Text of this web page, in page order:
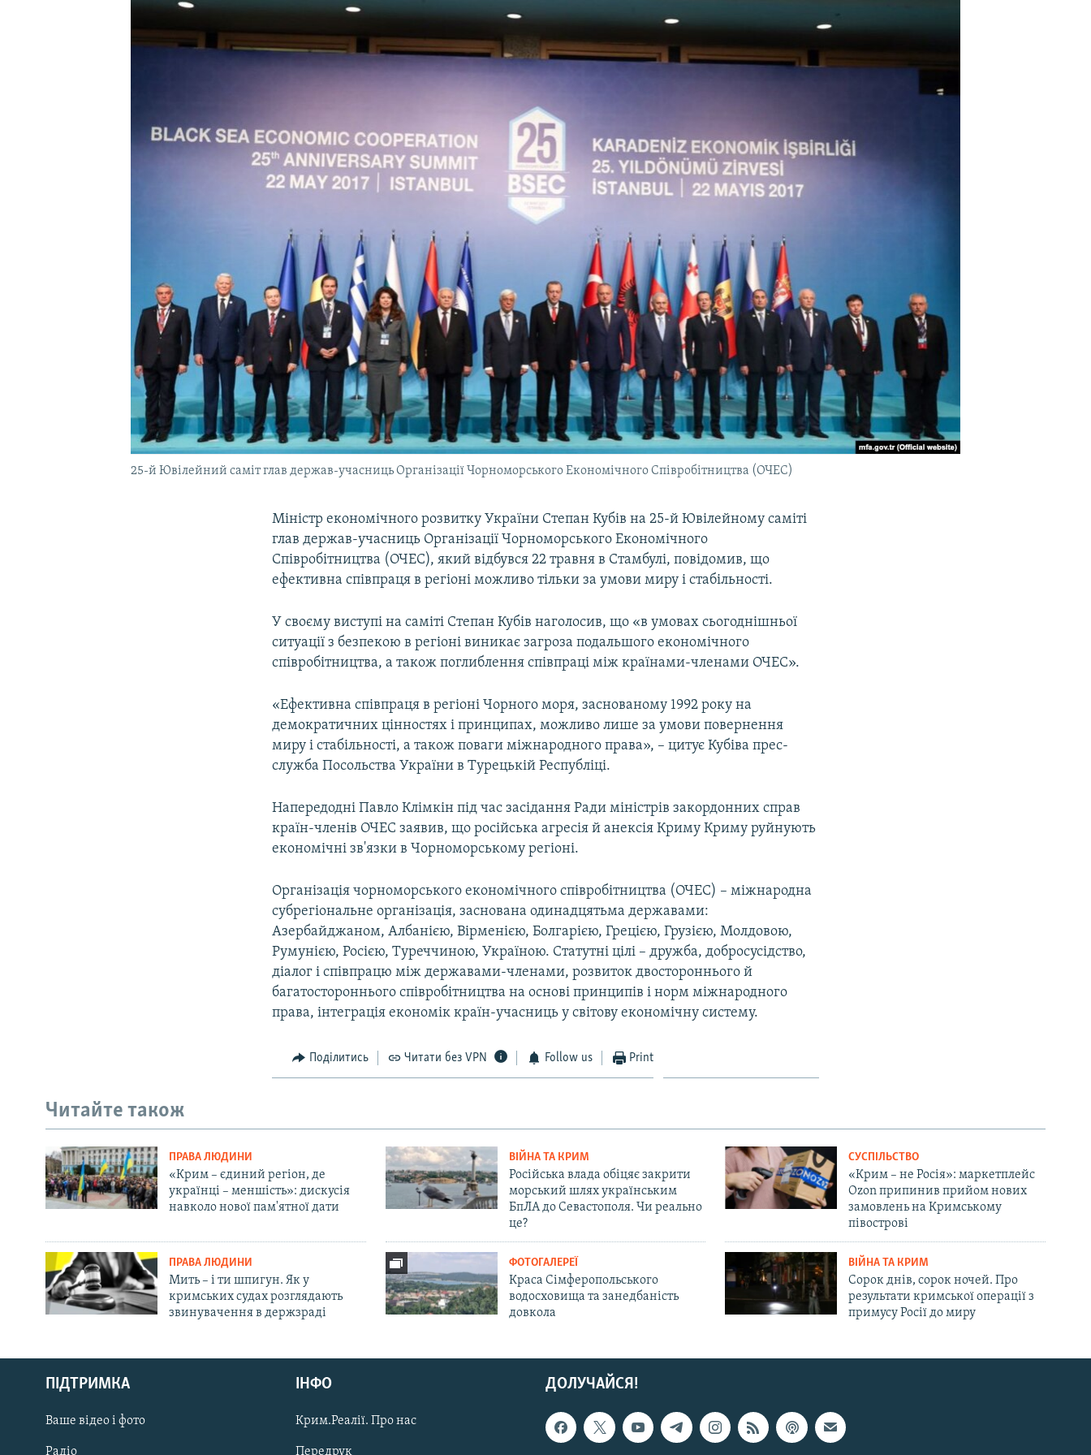
Русский
Qırımtatar
ДОЛУЧАЙСЯ!
25-й Ювілейний саміт глав держав-учасниць Організації Чорноморського Економічного Співробітництва (ОЧЕС)
Міністр економічного розвитку України Степан Кубів на 25-й Ювілейному саміті
глав держав-учасниць Організації Чорноморського Економічного
Співробітництва (ОЧЕС), який відбувся 22 травня в Стамбулі, повідомив, що
ефективна співпраця в регіоні можливо тільки за умови миру і стабільності.
У своєму виступі на саміті Степан Кубів наголосив, що «в умовах сьогоднішньої
ситуації з безпекою в регіоні виникає загроза подальшого економічного
співробітництва, а також поглиблення співпраці між країнами-членами ОЧЕС».
«Ефективна співпраця в регіоні Чорного моря, заснованому 1992 року на
демократичних цінностях і принципах, можливо лише за умови повернення
миру і стабільності, а також поваги міжнародного права», – цитує Кубіва прес-
служба Посольства України в Турецькій Республіці.
Напередодні Павло Клімкін під час засідання Ради міністрів закордонних справ
країн-членів ОЧЕС заявив, що російська агресія й анексія Криму Криму руйнують
економічні зв'язки в Чорноморському регіоні.
Організація чорноморського економічного співробітництва (ОЧЕС) – міжнародна
субрегіональне організація, заснована одинадцятьма державами:
Азербайджаном, Албанією, Вірменією, Болгарією, Грецією, Грузією, Молдовою,
Румунією, Росією, Туреччиною, Україною. Статутні цілі – дружба, добросусідство,
діалог і співпрацю між державами-членами, розвиток двостороннього й
багатостороннього співробітництва на основі принципів і норм міжнародного
права, інтеграція економік країн-учасниць у світову економічну систему.
Поділитись Читати без VPN Follow us Print
Читайте також
ПРАВА ЛЮДИНИ
«Крим – єдиний регіон, де
українці – меншість»: дискусія
навколо нової пам'ятної дати
ВІЙНА ТА КРИМ
Російська влада обіцяє закрити
морський шлях українським
БпЛА до Севастополя. Чи реально
це?
СУСПІЛЬСТВО
«Крим – не Росія»: маркетплейс
Ozon припинив прийом нових
замовлень на Кримському
півострові
ПРАВА ЛЮДИНИ
Мить – і ти шпигун. Як у
кримських судах розглядають
звинувачення в держзраді
ФОТОГАЛЕРЕЇ
Краса Сімферопольського
водосховища та занедбаність
довкола
ВІЙНА ТА КРИМ
Сорок днів, сорок ночей. Про
результати кримської операції з
примусу Росії до миру
ДОЛУЧАЙСЯ!
ПІДТРИМКА
Ваше відео і фото
Радіо
ІНФО
Крим.Реалії. Про нас
Передрук